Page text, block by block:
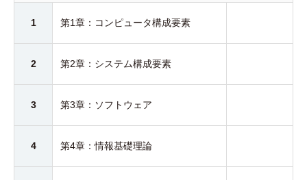
1 第1章：コンピュータ構成要素
2 第2章：システム構成要素
3 第3章：ソフトウェア
4 第4章：情報基礎理論